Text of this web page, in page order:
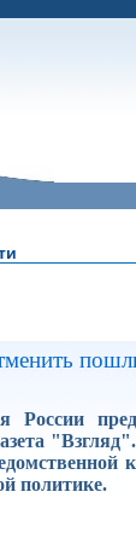
России
политике.